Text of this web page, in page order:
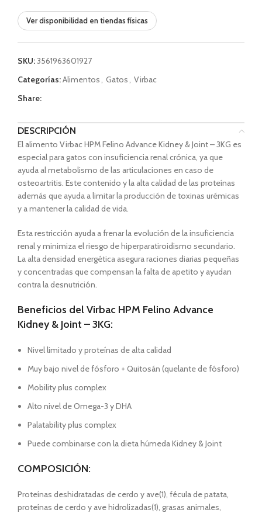
Ver disponibilidad en tiendas físicas
SKU:3561963601927
Categorías:Alimentos, Gatos, Virbac
Share:
DESCRIPCIÓN
El alimento Virbac HPM Felino Advance Kidney & Joint – 3KG es
especial para gatos con insuficiencia renal crónica, ya que
ayuda al metabolismo de las articulaciones en caso de
osteoartritis. Este contenido y la alta calidad de las proteínas
además que ayuda a limitar la producción de toxinas urémicas
y a mantener la calidad de vida.
Esta restricción ayuda a frenar la evolución de la insuficiencia
renal y minimiza el riesgo de hiperparatiroidismo secundario.
La alta densidad energética asegura raciones diarias pequeñas
y concentradas que compensan la falta de apetito y ayudan
contra la desnutrición.
Beneficios del Virbac HPM Felino Advance
Kidney & Joint – 3KG:
Nivel limitado y proteínas de alta calidad
Muy bajo nivel de fósforo + Quitosán (quelante de fósforo)
Mobility plus complex
Alto nivel de Omega-3 y DHA
Palatability plus complex
Puede combinarse con la dieta húmeda Kidney & Joint
COMPOSICIÓN:
Proteínas deshidratadas de cerdo y ave(1), fécula de patata,
proteínas de cerdo y ave hidrolizadas(1), grasas animales,